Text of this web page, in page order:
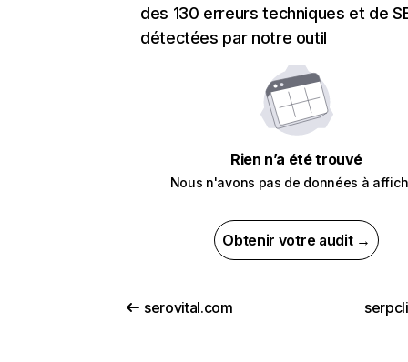
des 130 erreurs techniques et de
détectées par notre outil
Rien n’a été trouvé
Nous n'avons pas de données à
Obtenir votre audit →
serovital.com